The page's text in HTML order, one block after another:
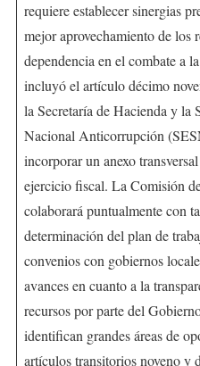
requiere establecer sinergias
mejor aprovechamiento de los
dependencia en el combate a
incluyó el artículo décimo
la Secretaría de Hacienda y la
Nacional Anticorrupción
incorporar un anexo
ejercicio fiscal. La Comisión
colaborará puntualmente con
determinación del plan de
convenios con gobiernos
avances en cuanto a la
recursos por parte del
identifican grandes áreas de
artículos transitorios noveno y